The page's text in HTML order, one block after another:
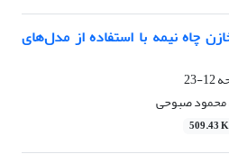
چاه نیمه با استفاده از مدل‌های
12-23
محمود صبوحی
509.43 K